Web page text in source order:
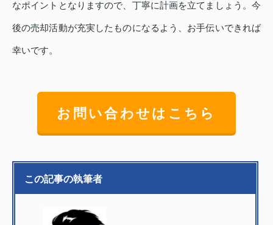
なポイントとなりますので、丁寧に計画を立てましょう。今
後の売却活動が充実したものになるよう、お手伝いできれば
幸いです。
お問い合わせはこちら
この記事の執筆者